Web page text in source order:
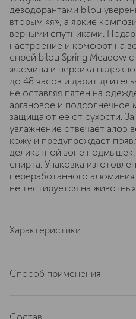
дезодорантами bilou
вторым «я», а яркие
верными спутниками.
настроение и комфорт на
спрей bilou Spring Meadow
жасмина и персика
до 48 часов и дарит
не оставляя пятен на
аргановое и подсолнечное
защищают ее от сухости.
увлажнение отвечает алоэ
кожу и предупреждает
деликатной зоне
спирта. Упаковка
переработанного
не тестируется на
Характеристики
текстура
Способ применения